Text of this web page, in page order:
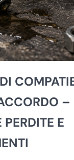
–
PERDITE E